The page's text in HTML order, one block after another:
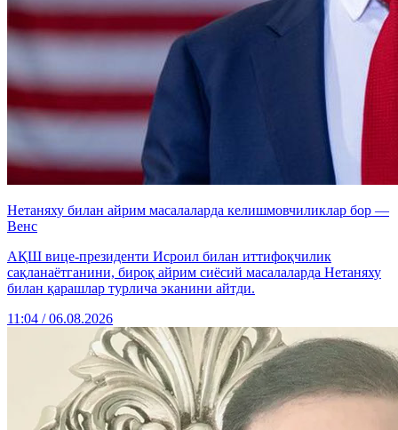
Нетаняху билан айрим масалаларда келишмовчиликлар бор —
Венс
АҚШ вице-президенти Исроил билан иттифоқчилик
сақланаётганини, бироқ айрим сиёсий масалаларда Нетаняху
билан қарашлар турлича эканини айтди.
11:04 / 06.08.2026